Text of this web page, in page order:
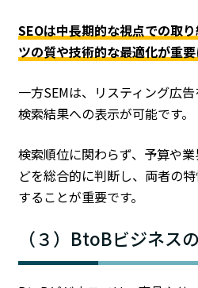
SEOは中長期的な視点での取
ツの質や技術的な最適化が重要
一方SEMは、リスティング広
検索結果への表示が可能です。
検索順位に関わらず、予算や
どを総合的に判断し、両者の
することが重要です。
（３）BtoBビジネス